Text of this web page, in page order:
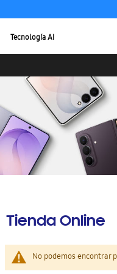
Tecnología AI
Tienda Online
No podemos encontrar